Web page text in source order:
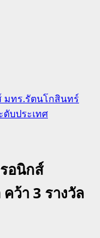
มทร.รัตนโกสินทร์
ดับประเทศ
อนิกส์
ว้า 3 รางวัล